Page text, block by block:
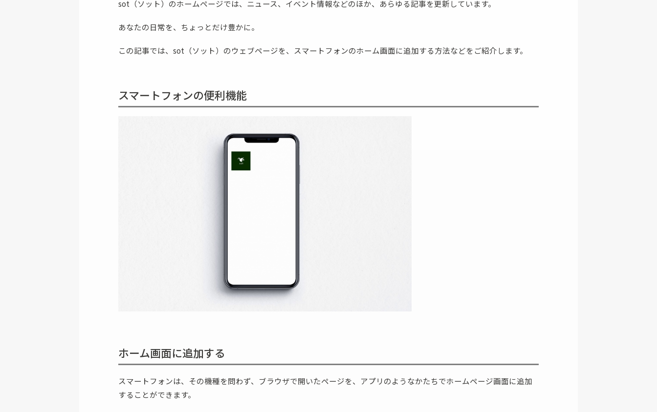
sot（ソット）のホームページでは、ニュース、イベント情報などのほか、あらゆる記事を更新しています。
あなたの日常を、ちょっとだけ豊かに。
この記事では、sot（ソット）のウェブページを、スマートフォンのホーム画面に追加する方法などをご紹介します。
スマートフォンの便利機能
ホーム画面に追加する
スマートフォンは、その機種を問わず、ブラウザで開いたページを、アプリのようなかたちでホームページ画面に追加
することができます。